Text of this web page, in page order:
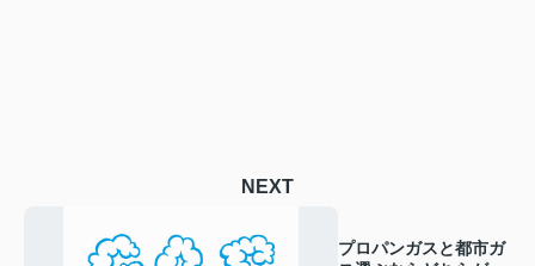
NEXT
プロパンガスと都市ガ